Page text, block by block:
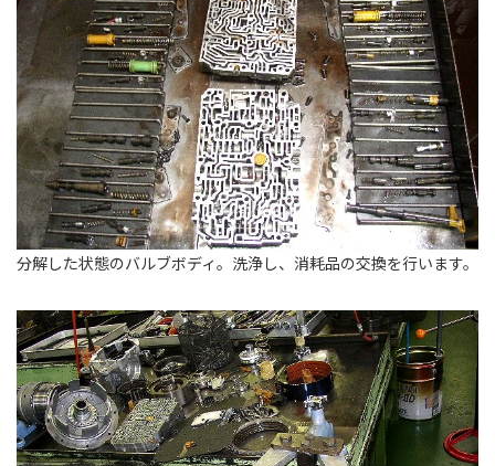
分解した状態のバルブボディ。洗浄し、消耗品の交換を行います。